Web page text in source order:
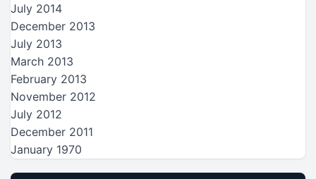
July 2014
December 2013
July 2013
March 2013
February 2013
November 2012
July 2012
December 2011
January 1970